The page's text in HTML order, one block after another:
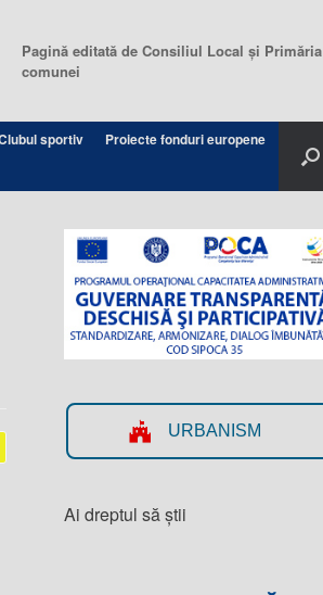
Pagină editată de Consiliul Local şi Primăria
comunei
sportiv
Proiecte fonduri europene
URBANISM
Ai dreptul să știi